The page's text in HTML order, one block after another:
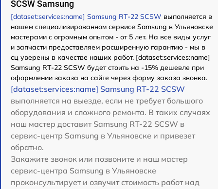
SCSW Samsung
[dataset:services:name] Samsung RT-22 SCSW выполняется в
нашем специализированном сервисе Samsung в Ульяновске
мастерами с огромным опытом - от 5 лет. На все виды услуг
и запчасти предоставляем расширенную гарантию - мы в
сц уверены в качестве наших работ. [dataset:services:name]
Samsung RT-22 SCSW будет стоить на -15% дешевле при
оформлении заказа на сайте через форму заказа звонка.
[dataset:services:name] Samsung RT-22 SCSW
выполняется на выезде, если не требует большого
оборудования и сложного ремонта. В таких случаях
наш мастер доставит Samsung RT-22 SCSW в
сервис-центр Samsung в Ульяновске и привезет
обратно.
Закажите звонок или позвоните и наш мастер
сервис-центра Samsung в Ульяновске
проконсультирует и озвучит стоимость работ над